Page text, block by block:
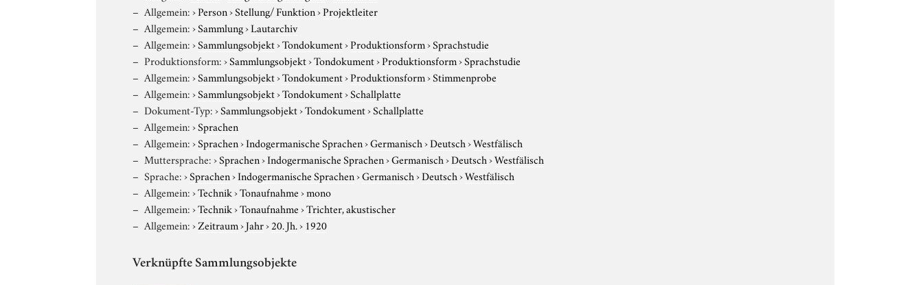
Allgemein:›Person›Stellung/ Funktion›Projektleiter
Allgemein:›Sammlung›Lautarchiv
Allgemein:›Sammlungsobjekt›Tondokument›Produktionsform›Sprachstudie
Produktionsform:›Sammlungsobjekt›Tondokument›Produktionsform›Sprachstudie
Allgemein:›Sammlungsobjekt›Tondokument›Produktionsform›Stimmenprobe
Allgemein:›Sammlungsobjekt›Tondokument›Schallplatte
Dokument-Typ:›Sammlungsobjekt›Tondokument›Schallplatte
Allgemein:›Sprachen
Allgemein:›Sprachen›Indogermanische Sprachen›Germanisch›Deutsch›Westfälisch
Muttersprache:›Sprachen›Indogermanische Sprachen›Germanisch›Deutsch›Westfälisch
Sprache:›Sprachen›Indogermanische Sprachen›Germanisch›Deutsch›Westfälisch
Allgemein:›Technik›Tonaufnahme›mono
Allgemein:›Technik›Tonaufnahme›Trichter, akustischer
Allgemein:›Zeitraum›Jahr›20. Jh.› 1920
Verknüpfte Sammlungsobjekte